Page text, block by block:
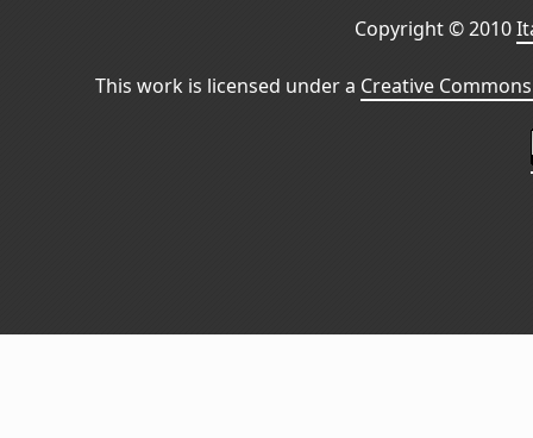
Copyright © 2010
This work is licensed under a Creative